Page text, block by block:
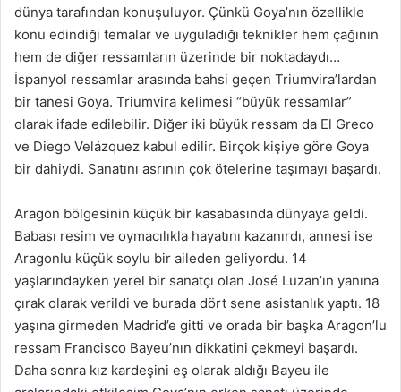
dünya tarafından konuşuluyor. Çünkü Goya’nın özellikle
konu edindiği temalar ve uyguladığı teknikler hem çağının
hem de diğer ressamların üzerinde bir noktadaydı…
İspanyol ressamlar arasında bahsi geçen Triumvira’lardan
bir tanesi Goya. Triumvira kelimesi “büyük ressamlar”
olarak ifade edilebilir. Diğer iki büyük ressam da El Greco
ve Diego Velázquez kabul edilir. Birçok kişiye göre Goya
bir dahiydi. Sanatını asrının çok ötelerine taşımayı başardı.
Aragon bölgesinin küçük bir kasabasında dünyaya geldi.
Babası resim ve oymacılıkla hayatını kazanırdı, annesi ise
Aragonlu küçük soylu bir aileden geliyordu. 14
yaşlarındayken yerel bir sanatçı olan José Luzan’ın yanına
çırak olarak verildi ve burada dört sene asistanlık yaptı. 18
yaşına girmeden Madrid’e gitti ve orada bir başka Aragon’lu
ressam Francisco Bayeu’nın dikkatini çekmeyi başardı.
Daha sonra kız kardeşini eş olarak aldığı Bayeu ile